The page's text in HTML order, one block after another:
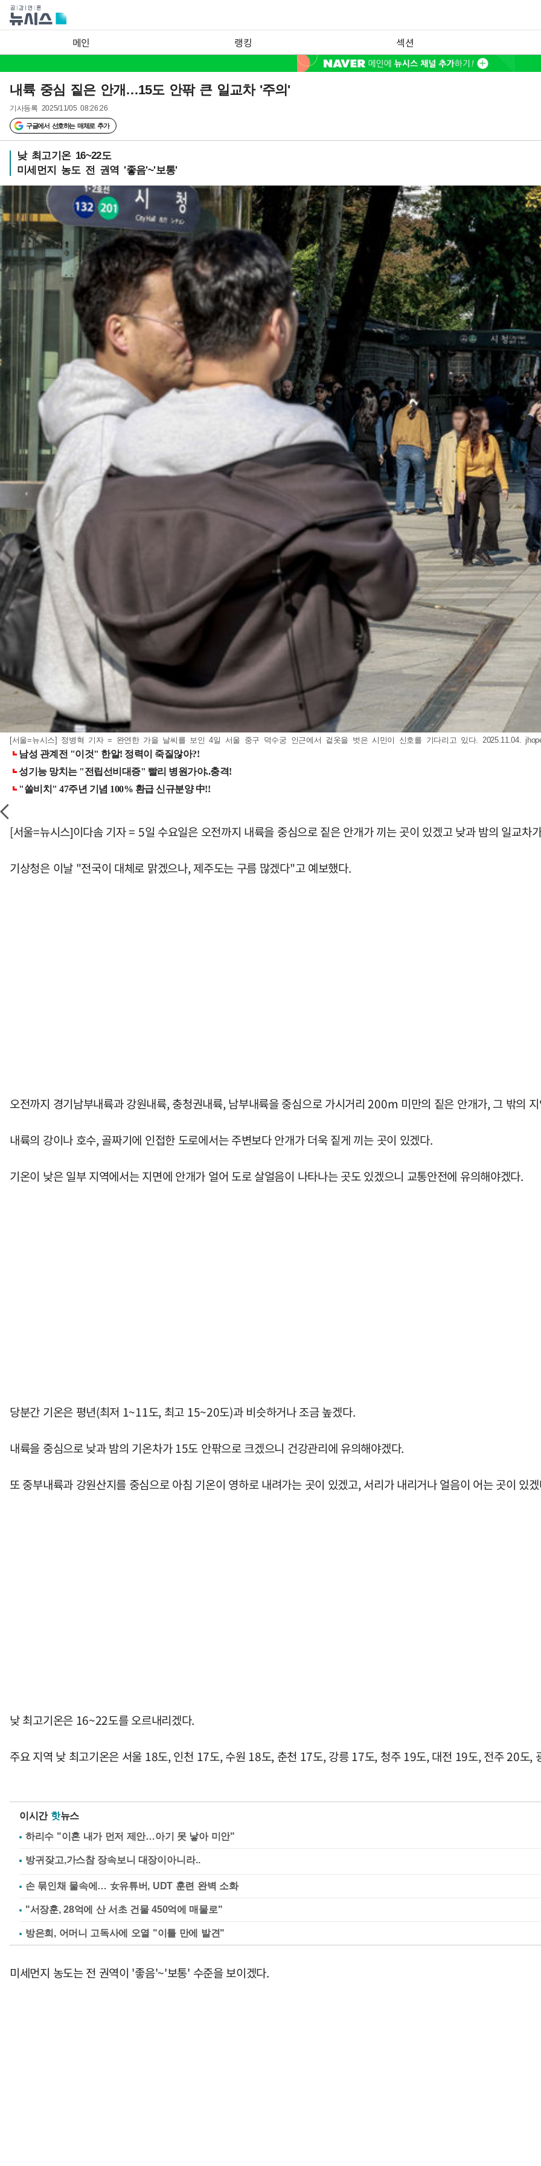
메인 랭킹 섹션
내륙 중심 짙은 안개…15도 안팎 큰 일교차 '주의'
기사등록 2025/11/05 08:26:26
구글에서 선호하는 매체로 추가
낮 최고기온 16~22도
미세먼지 농도 전 권역 '좋음'~'보통'
[서울=뉴시스] 정병혁 기자 = 완연한 가을 날씨를 보인 4일 서울 중구 덕수궁 인근에서 겉옷을 벗은 시민이 신호를 기다리고 있다. 2025.11.04.
[서울=뉴시스]이다솜 기자 = 5일 수요일은 오전까지 내륙을 중심으로 짙은 안개가 끼는 곳이 있겠고 낮과 밤의 일교차
기상청은 이날 "전국이 대체로 맑겠으나, 제주도는 구름 많겠다"고 예보했다.
오전까지 경기남부내륙과 강원내륙, 충청권내륙, 남부내륙을 중심으로 가시거리 200m 미만의 짙은 안개가, 그 밖의
내륙의 강이나 호수, 골짜기에 인접한 도로에서는 주변보다 안개가 더욱 짙게 끼는 곳이 있겠다.
기온이 낮은 일부 지역에서는 지면에 안개가 얼어 도로 살얼음이 나타나는 곳도 있겠으니 교통안전에 유의해야겠다.
당분간 기온은 평년(최저 1~11도, 최고 15~20도)과 비슷하거나 조금 높겠다.
내륙을 중심으로 낮과 밤의 기온차가 15도 안팎으로 크겠으니 건강관리에 유의해야겠다.
또 중부내륙과 강원산지를 중심으로 아침 기온이 영하로 내려가는 곳이 있겠고, 서리가 내리거나 얼음이 어는 곳이 있
낮 최고기온은 16~22도를 오르내리겠다.
주요 지역 낮 최고기온은 서울 18도, 인천 17도, 수원 18도, 춘천 17도, 강릉 17도, 청주 19도, 대전 19도, 전주 20도
이시간 핫뉴스
하리수 "이혼 내가 먼저 제안…아기 못 낳아 미안"
손 묶인채 물속에… 女유튜버, UDT 훈련 완벽 소화
"서장훈, 28억에 산 서초 건물 450억에 매물로"
방은희, 어머니 고독사에 오열 "이틀 만에 발견"
미세먼지 농도는 전 권역이 '좋음'~'보통' 수준을 보이겠다.